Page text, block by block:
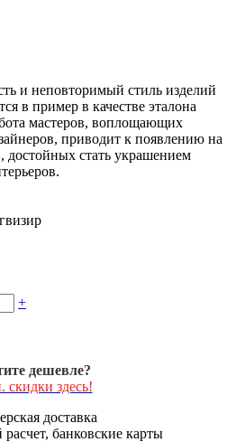
и неповторимый стиль изделий
в пример в качестве эталона
мастеров, воплощающих
приводит к появлению на
достойных стать украшением
+
дешевле?
скидки здесь!
доставка
банковские карты